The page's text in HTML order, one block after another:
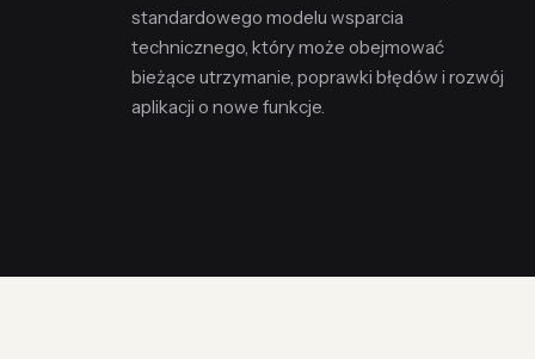
standardowego modelu wsparcia
technicznego, który może obejmować
bieżące utrzymanie, poprawki błędów i rozwój
aplikacji o nowe funkcje.